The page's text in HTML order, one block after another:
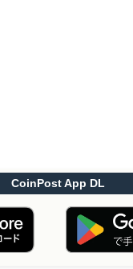
CoinPost App DL